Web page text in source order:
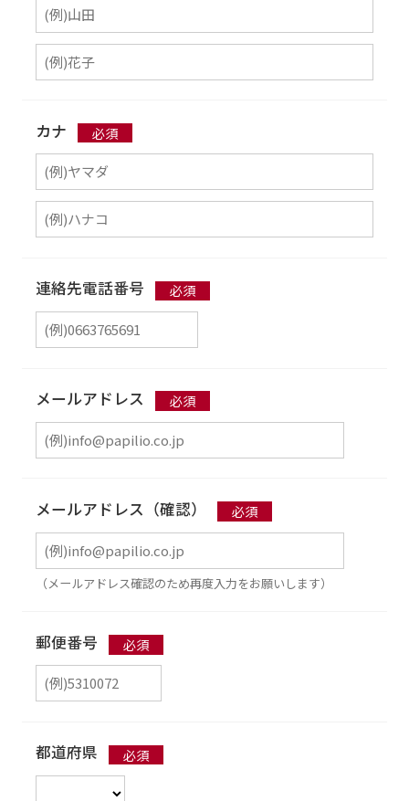
カナ
連絡先電話番号
メールアドレス
メールアドレス（確認）
（メールアドレス確認のため再度入力をお願いします）
郵便番号
都道府県